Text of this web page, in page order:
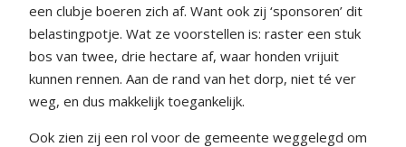
een clubje boeren zich af. Want ook zij ‘sponsoren’ dit
belastingpotje. Wat ze voorstellen is: raster een stuk
bos van twee, drie hectare af, waar honden vrijuit
kunnen rennen. Aan de rand van het dorp, niet té ver
weg, en dus makkelijk toegankelijk.
Ook zien zij een rol voor de gemeente weggelegd om